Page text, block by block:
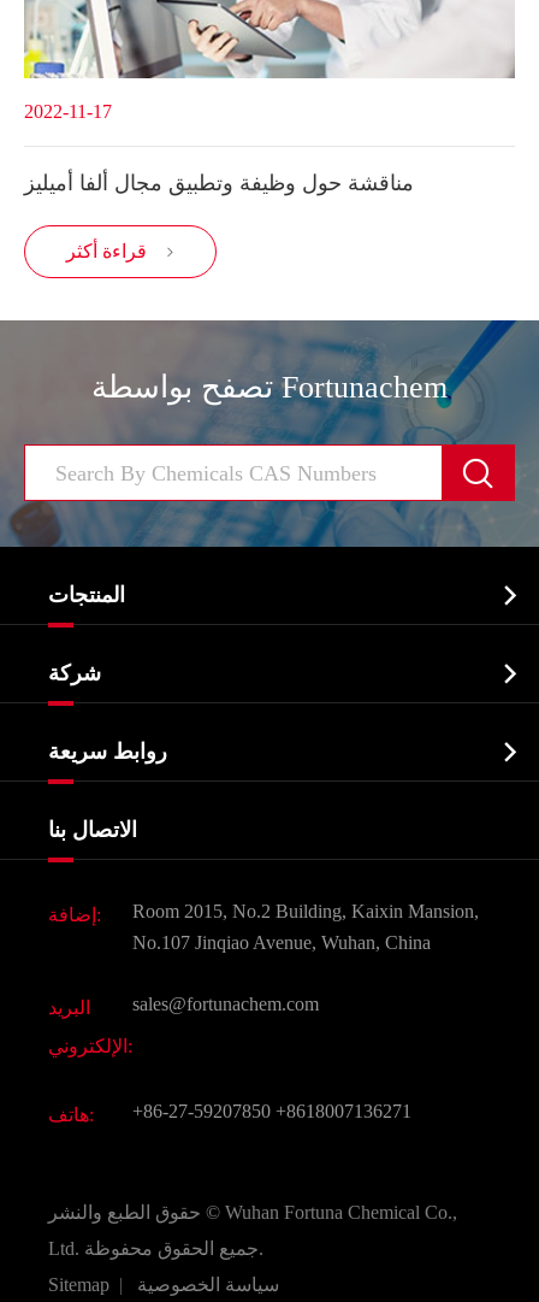
2022-11-17
مناقشة حول وظيفة وتطبيق مجال ألفا أميليز
قراءة أكثر 
تصفح بواسطة Fortunachem

المنتجات 
الصيدلانية وسيطة
البيوكيميائية
Agrochemicals و الوسطيات
مكونات مستحضرات التجميل
النكهات و عطور
الكيميائية CAS
جميع المواد الكيميائية غرامة
شركة 
شهادات و مصنع تظهر
شركة التاريخ
روابط سريعة 
الاتصال بنا
إضافة:
Room 2015, No.2 Building, Kaixin Mansion,
No.107 Jinqiao Avenue, Wuhan, China
البريد
الإلكتروني:
sales@fortunachem.com
هاتف: +86-27-59207850 +8618007136271
حقوق الطبع والنشر © Wuhan Fortuna Chemical Co.,
Ltd.
جميع الحقوق محفوظة.
Sitemap | سياسة الخصوصية